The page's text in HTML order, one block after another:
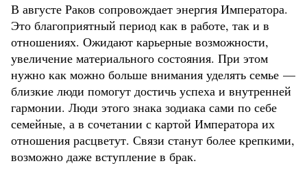
В августе Раков сопровождает энергия Императора.
Это благоприятный период как в работе, так и в
отношениях. Ожидают карьерные возможности,
увеличение материального состояния. При этом
нужно как можно больше внимания уделять семье —
близкие люди помогут достичь успеха и внутренней
гармонии. Люди этого знака зодиака сами по себе
семейные, а в сочетании с картой Императора их
отношения расцветут. Связи станут более крепкими,
возможно даже вступление в брак.